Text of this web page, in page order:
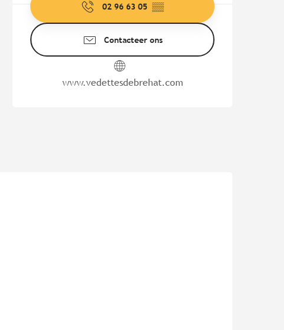
02 96 63 05 ▒▒
Contacteer ons
www.vedettesdebrehat.com